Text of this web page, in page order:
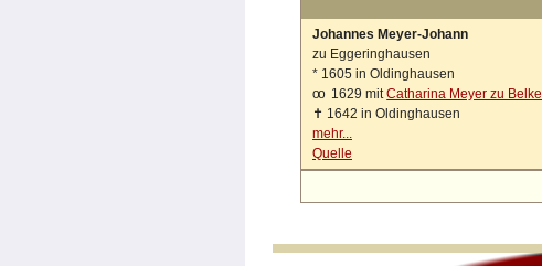
Johannes Meyer-Johann
zu Eggeringhausen
* 1605 in Oldinghausen
oo
1629 mitCatharina Meyer zu Belke
✝ 1642 in Oldinghausen
mehr...
Quelle